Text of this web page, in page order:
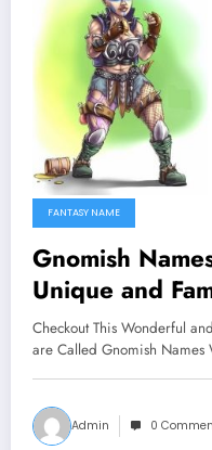
FANTASY NAME
Gnomish
Unique and
Worlds
Checkout This Wonderful
are Called Gnomish
Admin 0